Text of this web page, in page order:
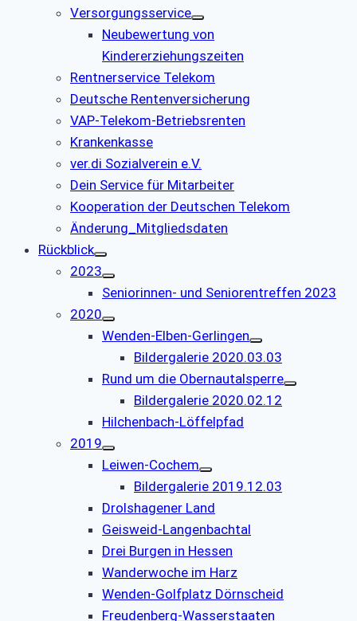
Versorgungsservice
Neubewertung von
Kindererziehungszeiten
Rentnerservice Telekom
Deutsche Rentenversicherung
VAP-Telekom-Betriebsrenten
Krankenkasse
ver.di Sozialverein e.V.
Dein Service für Mitarbeiter
Kooperation der Deutschen Telekom
Änderung_Mitgliedsdaten
Rückblick
2023
Seniorinnen- und Seniorentreffen 2023
2020
Wenden-Elben-Gerlingen
Bildergalerie 2020.03.03
Rund um die Obernautalsperre
Bildergalerie 2020.02.12
Hilchenbach-Löffelpfad
2019
Leiwen-Cochem
Bildergalerie 2019.12.03
Drolshagener Land
Geisweid-Langenbachtal
Drei Burgen in Hessen
Wanderwoche im Harz
Wenden-Golfplatz Dörnscheid
Freudenberg-Wasserstaaten